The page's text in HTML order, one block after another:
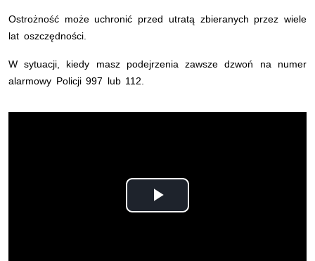
Ostrożność może uchronić przed utratą zbieranych przez wiele
lat oszczędności.
W sytuacji, kiedy masz podejrzenia zawsze dzwoń na numer
alarmowy Policji 997 lub 112.
Odtwórz